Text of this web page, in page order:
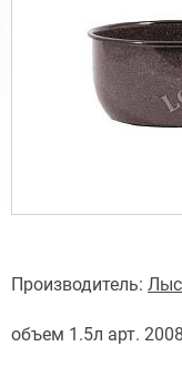
Производитель:
объем 1.5л арт.